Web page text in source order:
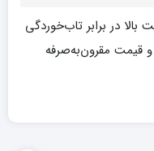
بالا در برابر تاب‌خوردگی
قیمت مقرون‌به‌صرفه